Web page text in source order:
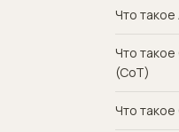
Что
Что
(CoT)
Что такое